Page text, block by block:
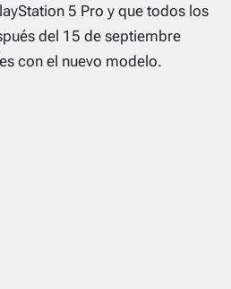
5 Pro y que todos los
del 15 de septiembre
con el nuevo modelo.